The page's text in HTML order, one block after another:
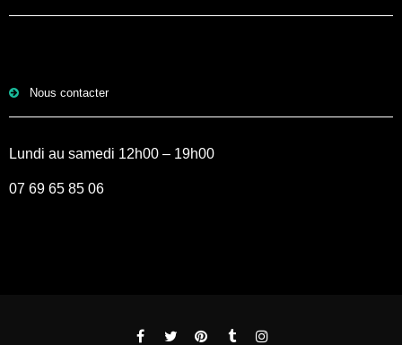
Nous contacter
Lundi au samedi 12h00 – 19h00
07 69 65 85 06